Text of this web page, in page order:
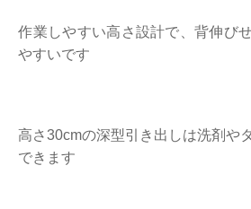
作業しやすい高さ設計で、背伸び
やすいです
高さ30cmの深型引き出しは洗剤や
できます